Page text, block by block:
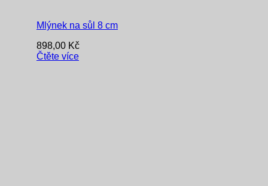
Mlýnek na sůl 8 cm
898,00 Kč
Čtěte více